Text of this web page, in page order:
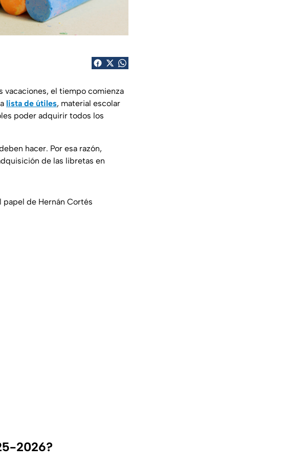
vacaciones, el tiempo comienza
lista de útiles, material escolar
poder adquirir todos los
hacer. Por esa razón,
de las libretas en
papel de Hernán Cortés
2026?